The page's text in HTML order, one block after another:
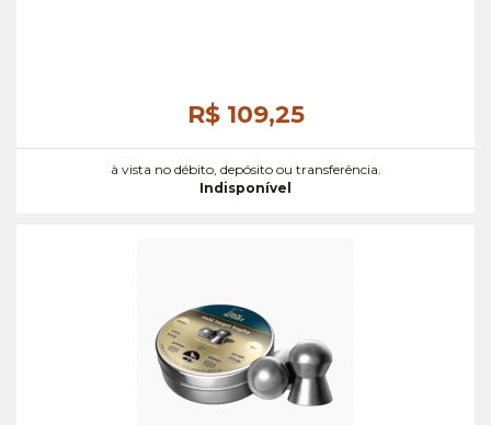
R$ 109,25
à vista no débito, depósito ou transferência.
Indisponível